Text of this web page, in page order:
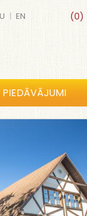
(0)
| EN
PIEDĀVĀJUMI